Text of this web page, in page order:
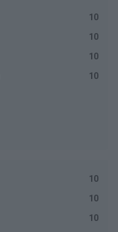
10
10
10
10
10
10
10